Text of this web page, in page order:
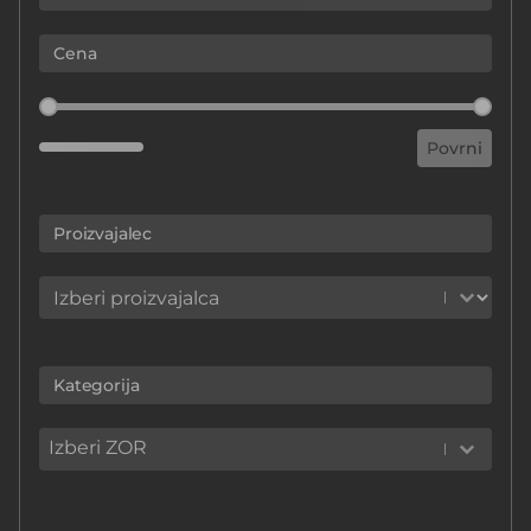
Cena
Cena
Povrni
Proizvajalec
Proizvajalec
Proizvajalec
Kategorija
Kategorija
Kategorija